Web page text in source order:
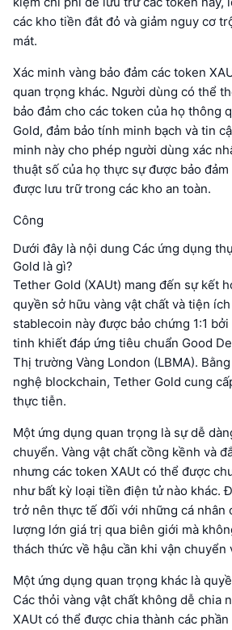
các kho tiền đắt đỏ và giảm nguy cơ
mát.
Xác minh vàng bảo đảm các token
quan trọng khác. Người dùng có thể
bảo đảm cho các token của họ thông
Gold, đảm bảo tính minh bạch và tin
minh này cho phép người dùng xác
thuật số của họ thực sự được bảo
được lưu trữ trong các kho an toàn.
Công
Dưới đây là nội dung Các ứng dụng
Gold là gì?
Tether Gold (XAUt) mang đến sự kết
quyền sở hữu vàng vật chất và tiện
stablecoin này được bảo chứng 1:1
tinh khiết đáp ứng tiêu chuẩn Good
Thị trường Vàng London (LBMA).
nghệ blockchain, Tether Gold cung
thực tiễn.
Một ứng dụng quan trọng là sự dễ
chuyển. Vàng vật chất cồng kềnh và
nhưng các token XAUt có thể được
như bất kỳ loại tiền điện tử nào khác.
trở nên thực tế đối với những cá nhân
lượng lớn giá trị qua biên giới mà
thách thức về hậu cần khi vận chuyển
Một ứng dụng quan trọng khác là
Các thỏi vàng vật chất không dễ chia
XAUt có thể được chia thành các